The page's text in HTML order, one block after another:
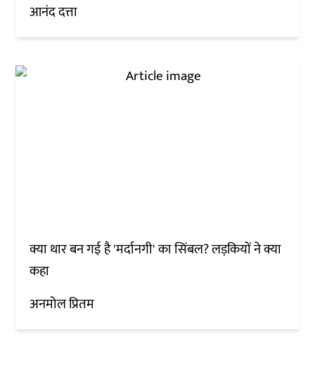
आनंद दत्ता
क्या थार बन गई है 'मर्दानगी' का सिंबल? लड़कियों ने क्या
कहा
अनमोल प्रितम